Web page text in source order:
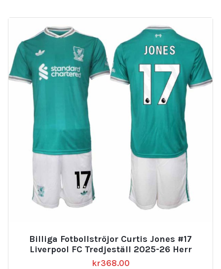
Billiga Fotbollströjor Curtis Jones #17
Liverpool FC Tredjeställ 2025-26 Herr
kr368.00